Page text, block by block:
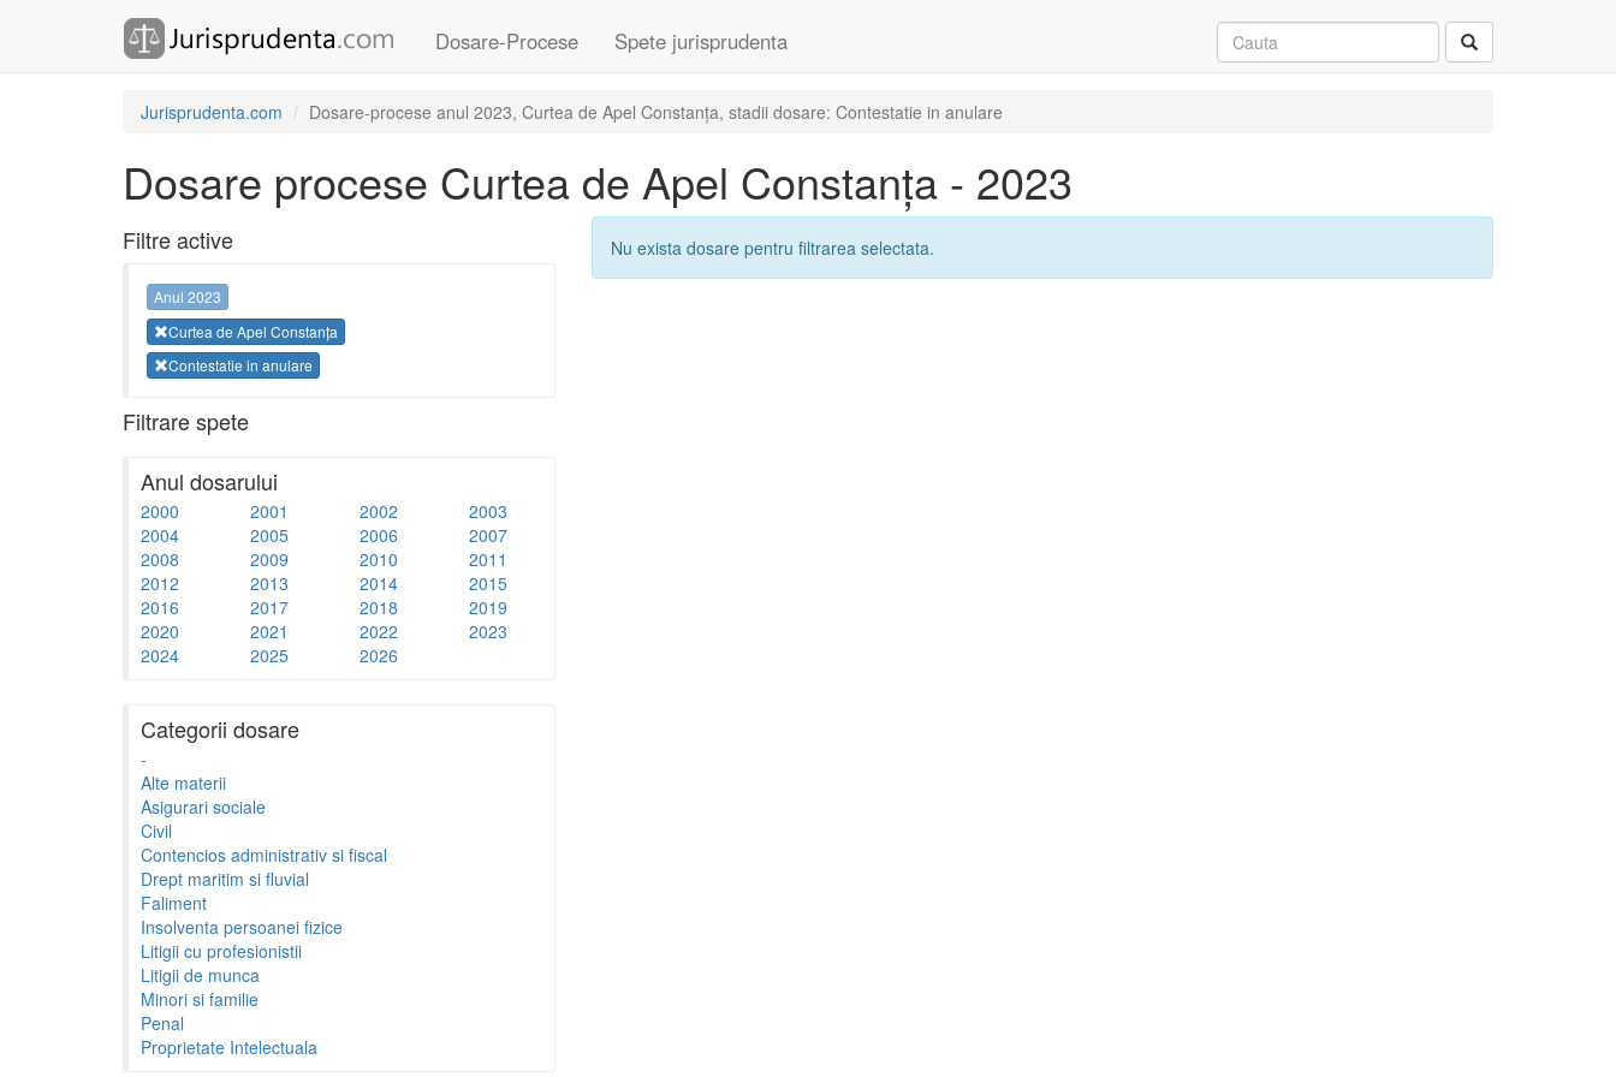
Dosare-Procese Spete jurisprudenta
Jurisprudenta.com Dosare-procese anul 2023, Curtea de Apel Constanța, stadii dosare: Contestatie in anulare
Dosare procese Curtea de Apel Constanța - 2023
Filtre active
Anul 2023
Curtea de Apel Constanța
Contestatie in anulare
Filtrare spete
Anul dosarului
2000 2001 2002
2003
2004
2005 2006
2007
2008
2009 2010
2011
2012
2013 2014
2015
2016
2017 2018
2019
2020
2021 2022
2023
2024
2025 2026
Categorii dosare
-
Alte materii
Asigurari sociale
Civil
Contencios administrativ si fiscal
Drept maritim si fluvial
Faliment
Insolventa persoanei fizice
Litigii cu profesionistii
Litigii de munca
Minori si familie
Penal
Proprietate Intelectuala
Nu exista dosare pentru filtrarea selectata.